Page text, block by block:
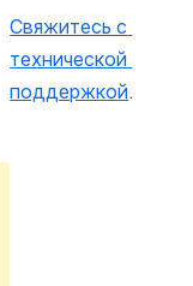
Свяжитесь с
технической
поддержкой.